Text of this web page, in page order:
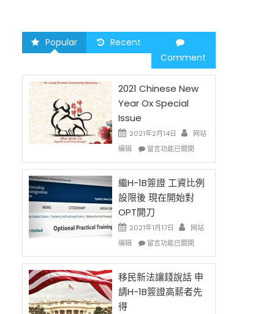
Popular
Recent
Comment
2021 Chinese New
Year Ox Special
Issue
2021年2月14日
网站
编辑
在
Chinese
New
Year
Ox
Special
Issue〉
中
留言功能已關閉
繼H-1B簽證 工資比例
設限後 現在開始對
OPT開刀
2021年1月17日
网站
编辑
在
H-
1B
簽
證
留言功能已關閉
移民新法讓錢說話 申
請H-1B簽證高薪者先
得